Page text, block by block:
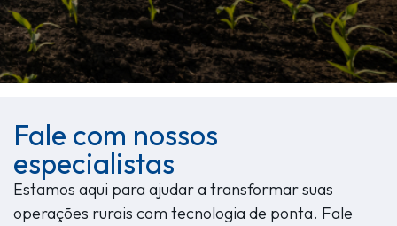
Fale com nossos
especialistas
Estamos aqui para ajudar a transformar suas
operações rurais com tecnologia de ponta. Fale